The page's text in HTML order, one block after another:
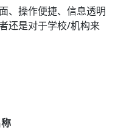
、操作便捷、信息透明
还是对于学校/机构来